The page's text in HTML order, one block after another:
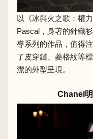
以《冰與火之歌：權
Pascal，身著的針織
導系列的作品，值得
了皮穿鏈、菱格紋等
潔的外型呈現。
Chanel